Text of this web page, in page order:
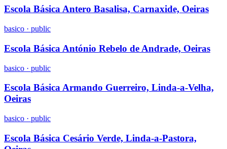
Escola Básica Antero Basalisa, Carnaxide, Oeiras
basico · public
Escola Básica António Rebelo de Andrade, Oeiras
basico · public
Escola Básica Armando Guerreiro, Linda-a-Velha,
Oeiras
basico · public
Escola Básica Cesário Verde, Linda-a-Pastora,